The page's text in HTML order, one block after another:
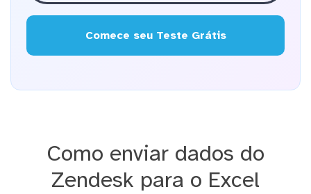
Comece seu Teste Grátis
Como enviar dados do
Zendesk para o Excel